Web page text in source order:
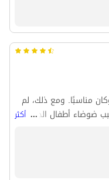
مناسبًا. ومع ذلك، لم
ضوضاء أطفال الجيران
فقد كان مجرد صوت
المضيف الكريم بتوفير
كانت مساحة الإقامة
التعامل. أوصي بزيارته.
... أكثر